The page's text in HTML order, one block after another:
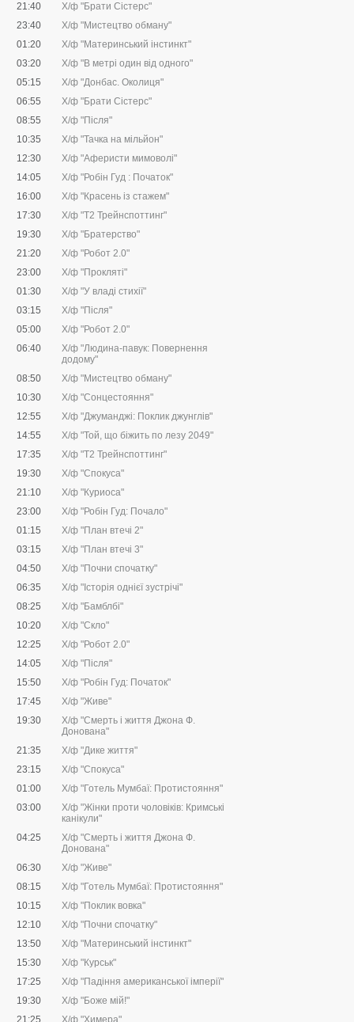
21:40
Х/ф "Брати Сістерс"
23:40
Х/ф "Мистецтво обману"
01:20
Х/ф "Материнський інстинкт"
03:20
Х/ф "В метрі один від одного"
05:15
Х/ф "Донбас. Околиця"
06:55
Х/ф "Брати Сістерс"
08:55
Х/ф "Після"
10:35
Х/ф "Тачка на мільйон"
12:30
Х/ф "Аферисти мимоволі"
14:05
Х/ф "Робін Гуд : Початок"
16:00
Х/ф "Красень із стажем"
17:30
Х/ф "Т2 Трейнспоттинг"
19:30
Х/ф "Братерство"
21:20
Х/ф "Робот 2.0"
23:00
Х/ф "Прокляті"
01:30
Х/ф "У владі стихії"
03:15
Х/ф "Після"
05:00
Х/ф "Робот 2.0"
06:40
Х/ф "Людина-павук: Повернення
додому"
08:50
Х/ф "Мистецтво обману"
10:30
Х/ф "Сонцестояння"
12:55
Х/ф "Джуманджі: Поклик джунглів"
14:55
Х/ф "Той, що біжить по лезу 2049"
17:35
Х/ф "Т2 Трейнспоттинг"
19:30
Х/ф "Спокуса"
21:10
Х/ф "Куриоса"
23:00
Х/ф "Робін Гуд: Почало"
01:15
Х/ф "План втечі 2"
03:15
Х/ф "План втечі 3"
04:50
Х/ф "Почни спочатку"
06:35
Х/ф "Історія однієї зустрічі"
08:25
Х/ф "Бамблбі"
10:20
Х/ф "Скло"
12:25
Х/ф "Робот 2.0"
14:05
Х/ф "Після"
15:50
Х/ф "Робін Гуд: Початок"
17:45
Х/ф "Живе"
19:30
Х/ф "Смерть і життя Джона Ф.
Донована"
21:35
Х/ф "Дике життя"
23:15
Х/ф "Спокуса"
01:00
Х/ф "Готель Мумбаї: Протистояння"
03:00
Х/ф "Жінки проти чоловіків: Кримські
канікули"
04:25
Х/ф "Смерть і життя Джона Ф.
Донована"
06:30
Х/ф "Живе"
08:15
Х/ф "Готель Мумбаї: Протистояння"
10:15
Х/ф "Поклик вовка"
12:10
Х/ф "Почни спочатку"
13:50
Х/ф "Материнський інстинкт"
15:30
Х/ф "Курськ"
17:25
Х/ф "Падіння американської імперії"
19:30
Х/ф "Боже мій!"